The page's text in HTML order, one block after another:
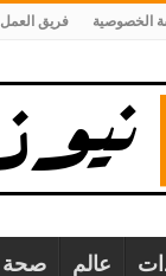
الخصوصية فريق العمل
عالم صحة